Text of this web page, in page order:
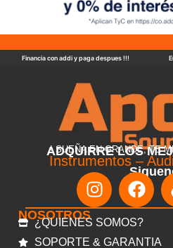
Financia con addi y paga despues !!!
ADQUIRRE LOS
! SUEÑA EN GRANDE, TE
Instrumentos –
NOSOTROS
¿QUIENES SOMOS?
SOPORTE & GARANTIA